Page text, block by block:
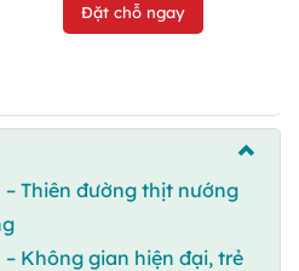
Đặt chỗ ngay
Thiên đường thịt nướng
Không gian hiện đại, trẻ